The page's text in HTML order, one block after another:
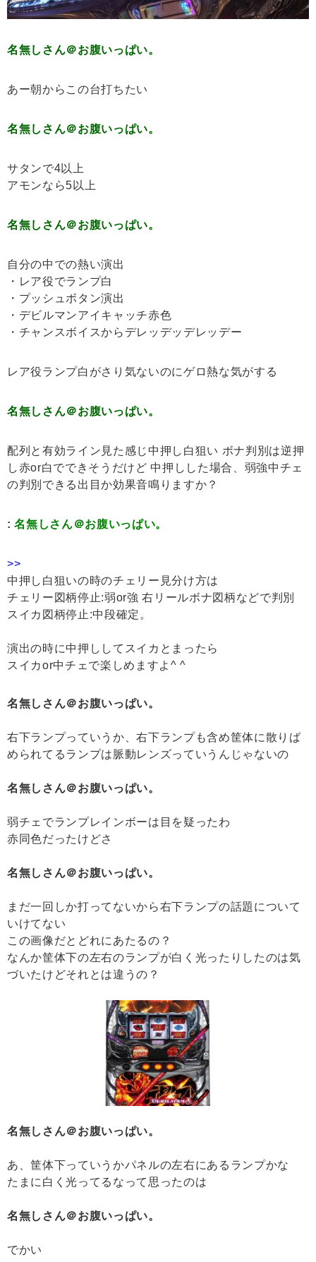
名無しさん＠お腹いっぱい。
あー朝からこの台打ちたい
名無しさん＠お腹いっぱい。
サタンで4以上
アモンなら5以上
名無しさん＠お腹いっぱい。
自分の中での熱い演出
・レア役でランプ白
・プッシュボタン演出
・デビルマンアイキャッチ赤色
・チャンスボイスからデレッデッデレッデー
レア役ランプ白がさり気ないのにゲロ熱な気がする
名無しさん＠お腹いっぱい。
配列と有効ライン見た感じ中押し白狙い ボナ判別は逆押
し赤or白でできそうだけど 中押しした場合、弱強中チェ
の判別できる出目か効果音鳴りますか？
:名無しさん＠お腹いっぱい。
>>
中押し白狙いの時のチェリー見分け方は
チェリー図柄停止:弱or強 右リールボナ図柄などで判別
スイカ図柄停止:中段確定。
演出の時に中押ししてスイカとまったら
スイカor中チェで楽しめますよ^ ^
名無しさん＠お腹いっぱい。
右下ランプっていうか、右下ランプも含め筐体に散りば
められてるランプは脈動レンズっていうんじゃないの
名無しさん＠お腹いっぱい。
弱チェでランプレインボーは目を疑ったわ
赤同色だったけどさ
名無しさん＠お腹いっぱい。
まだ一回しか打ってないから右下ランプの話題について
いけてない
この画像だとどれにあたるの？
なんか筐体下の左右のランプが白く光ったりしたのは気
づいたけどそれとは違うの？
名無しさん＠お腹いっぱい。
あ、筐体下っていうかパネルの左右にあるランプかな
たまに白く光ってるなって思ったのは
名無しさん＠お腹いっぱい。
でかい